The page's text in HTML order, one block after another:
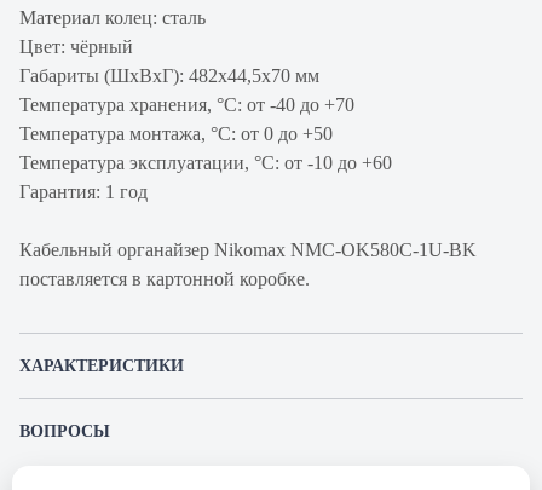
Материал колец: сталь
Цвет: чёрный
Габариты (ШхВхГ): 482х44,5х70 мм
Температура хранения, °C: от -40 до +70
Температура монтажа, °C: от 0 до +50
Температура эксплуатации, °C: от -10 до +60
Гарантия: 1 год
Кабельный органайзер Nikomax NMC-OK580C-1U-BK
поставляется в картонной коробке.
ХАРАКТЕРИСТИКИ
ВОПРОСЫ